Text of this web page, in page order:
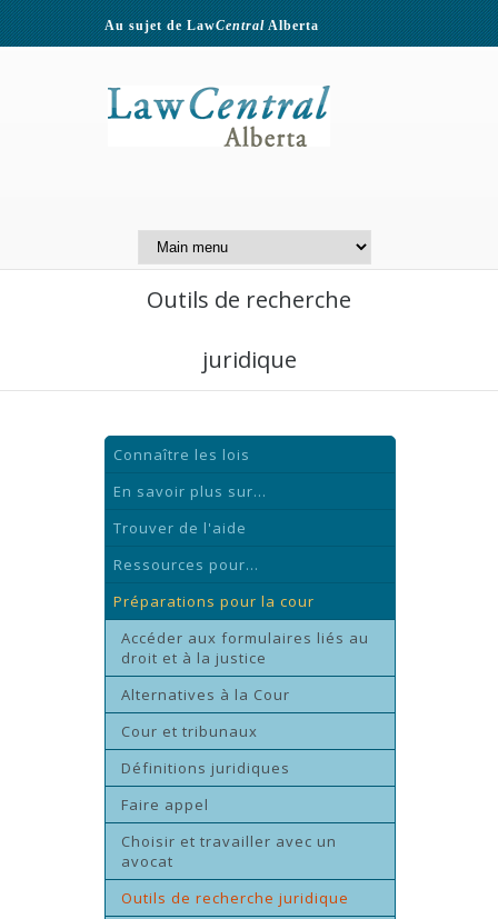
Au sujet de LawCentralAlberta
Outils de recherche
juridique
Connaître les lois
En savoir plus sur...
Trouver de l'aide
Ressources pour...
Préparations pour la cour
Accéder aux formulaires liés au
droit et à la justice
Alternatives à la Cour
Cour et tribunaux
Définitions juridiques
Faire appel
Choisir et travailler avec un
avocat
Outils de recherche juridique